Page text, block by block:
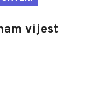
vijest